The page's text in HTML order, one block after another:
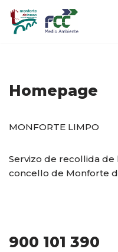
Saltar
Homepage
MONFORTE LIMPO
Servizo de recollida
concello de Monforte
900 101 390